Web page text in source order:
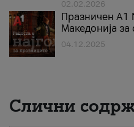
02.02.2026
Празничен A1
Македонија
04.12.2025
Слични